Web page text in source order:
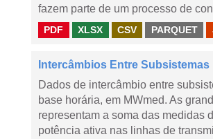
fazem parte de um processo de
PDF XLSX CSV PARQUET
Intercâmbios Entre Subsistemas
Dados de intercâmbio entre
base horária, em MWmed. As
representam a soma das medidas
potência ativa nas linhas de